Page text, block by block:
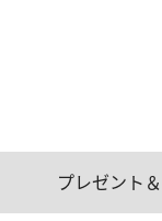
プレゼント